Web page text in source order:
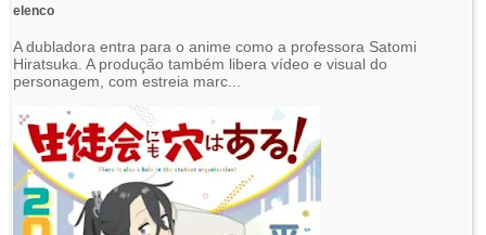
elenco
A dubladora entra para o anime como a professora Satomi
Hiratsuka. A produção também libera vídeo e visual do
personagem, com estreia marc...